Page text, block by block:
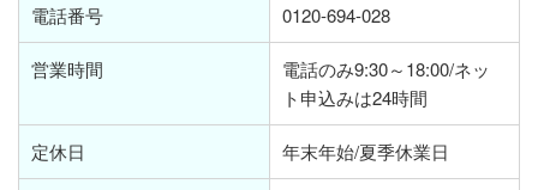
電話番号 0120-694-028
営業時間
電話のみ9:30～18:00/ネッ
ト申込みは24時間
定休日 年末年始/夏季休業日